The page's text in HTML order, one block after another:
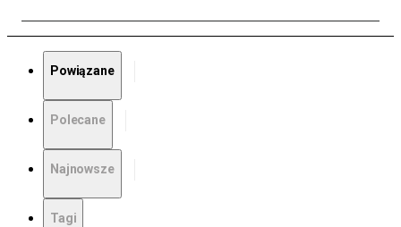
Powiązane
Polecane
Najnowsze
Tagi